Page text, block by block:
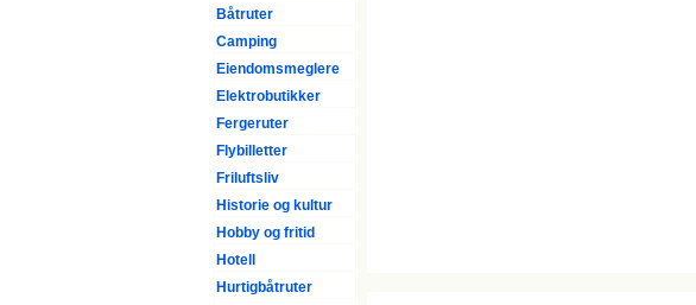
Båtruter
Camping
Eiendomsmeglere
Elektrobutikker
Fergeruter
Flybilletter
Friluftsliv
Historie og kultur
Hobby og fritid
Hotell
Hurtigbåtruter